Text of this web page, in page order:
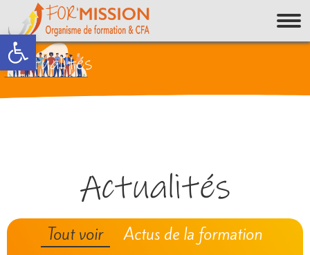
Ouvrir la barre d’outils
Actualités
Actualités
Tout voir
Actus de la formation